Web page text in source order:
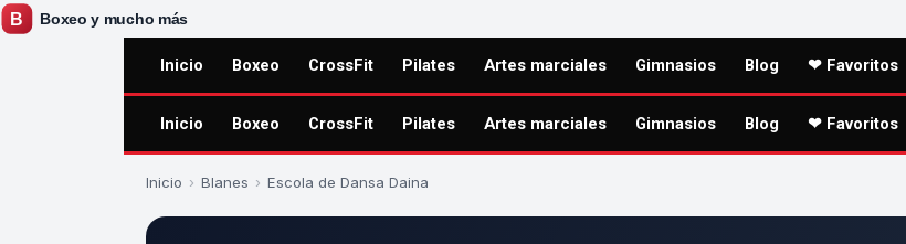
Inicio Boxeo CrossFit Pilates Artes marciales Gimnasios Blog ❤ Favoritos
Inicio Boxeo CrossFit Pilates Artes marciales Gimnasios Blog ❤ Favoritos
Inicio › Blanes › Escola de Dansa Daina